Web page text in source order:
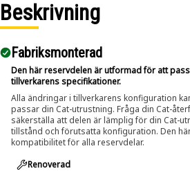
Beskrivning
Fabriksmonterad
Den här reservdelen är utformad för att
tillverkarens specifikationer.
Alla ändringar i tillverkarens konfiguration
passar din Cat-utrustning. Fråga din Cat-
säkerställa att delen är lämplig för din Cat-
tillstånd och förutsatta konfiguration. Den
kompatibilitet för alla reservdelar.
Renoverad